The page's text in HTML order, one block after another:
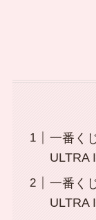
一番く
ULTRA
一番く
ULTRA